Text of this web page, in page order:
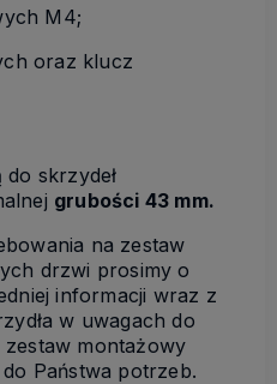
M4;
oraz klucz
skrzydeł
grubości 43 mm.
na zestaw
drzwi prosimy o
informacji wraz z
w uwagach do
zestaw montażowy
Państwa potrzeb.